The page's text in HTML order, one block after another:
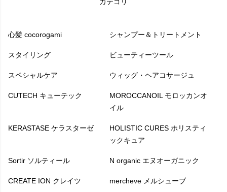
心髪 cocorogami シャンプー＆トリートメント
スタイリング ビューティーツール
スペシャルケア ウィッグ・ヘアコサージュ
CUTECH キューテック
MOROCCANOIL モロッカンオ
イル
KERASTASE ケラスターゼ
HOLISTIC CURES ホリスティ
ックキュア
Sortir ソルティール N organic エヌオーガニック
CREATE ION クレイツ mercheve メルシューブ